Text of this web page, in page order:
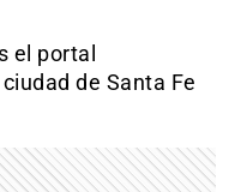
el portal
de Santa Fe